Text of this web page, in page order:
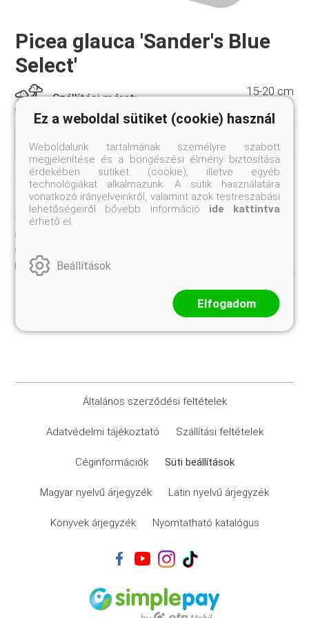
Picea glauca 'Sander's Blue
Select'
Szállítási méret: 15-20 cm
Tömött kúp alakú, nagyon szép kék színű fajta.
Jelenleg nem rendelhető
TULAJDONSÁGOK
K2
Általános szerződési feltételek
Adatvédelmi tájékoztató Szállítási feltételek
Céginformációk Süti beállítások
Magyar nyelvű árjegyzék Latin nyelvű árjegyzék
Könyvek árjegyzék Nyomtatható katalógus
Ez a weboldal sütiket (cookie) használ
Weboldalunk tartalmának személyre szabott
megjelenítése és a böngészési élmény biztosítása
érdekében sütiket (cookie), illetve egyéb
technológiákat alkalmazunk. A sütik használatára
vonatkozó irányelveinkről, valamint azok testreszabási
lehetőségeiről bővebb információ ide kattintva
érhető el.
Beállítások
Elfogadom